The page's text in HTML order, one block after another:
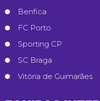
Benfica
FC Porto
Sporting CP
SC Braga
Vitória de Guimarães